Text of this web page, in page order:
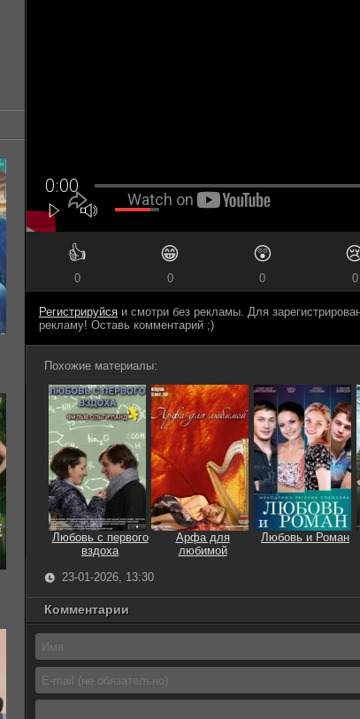
👍
0
😁
0
😲
0 0
Регистрируйся и смотри без рекламы. Для
рекламу! Оставь комментарий ;)
Похожие материалы:
Любовь с первого
вздоха
Арфа для
любимой
Любовь и Роман
23-01-2026, 13:30
Комментарии